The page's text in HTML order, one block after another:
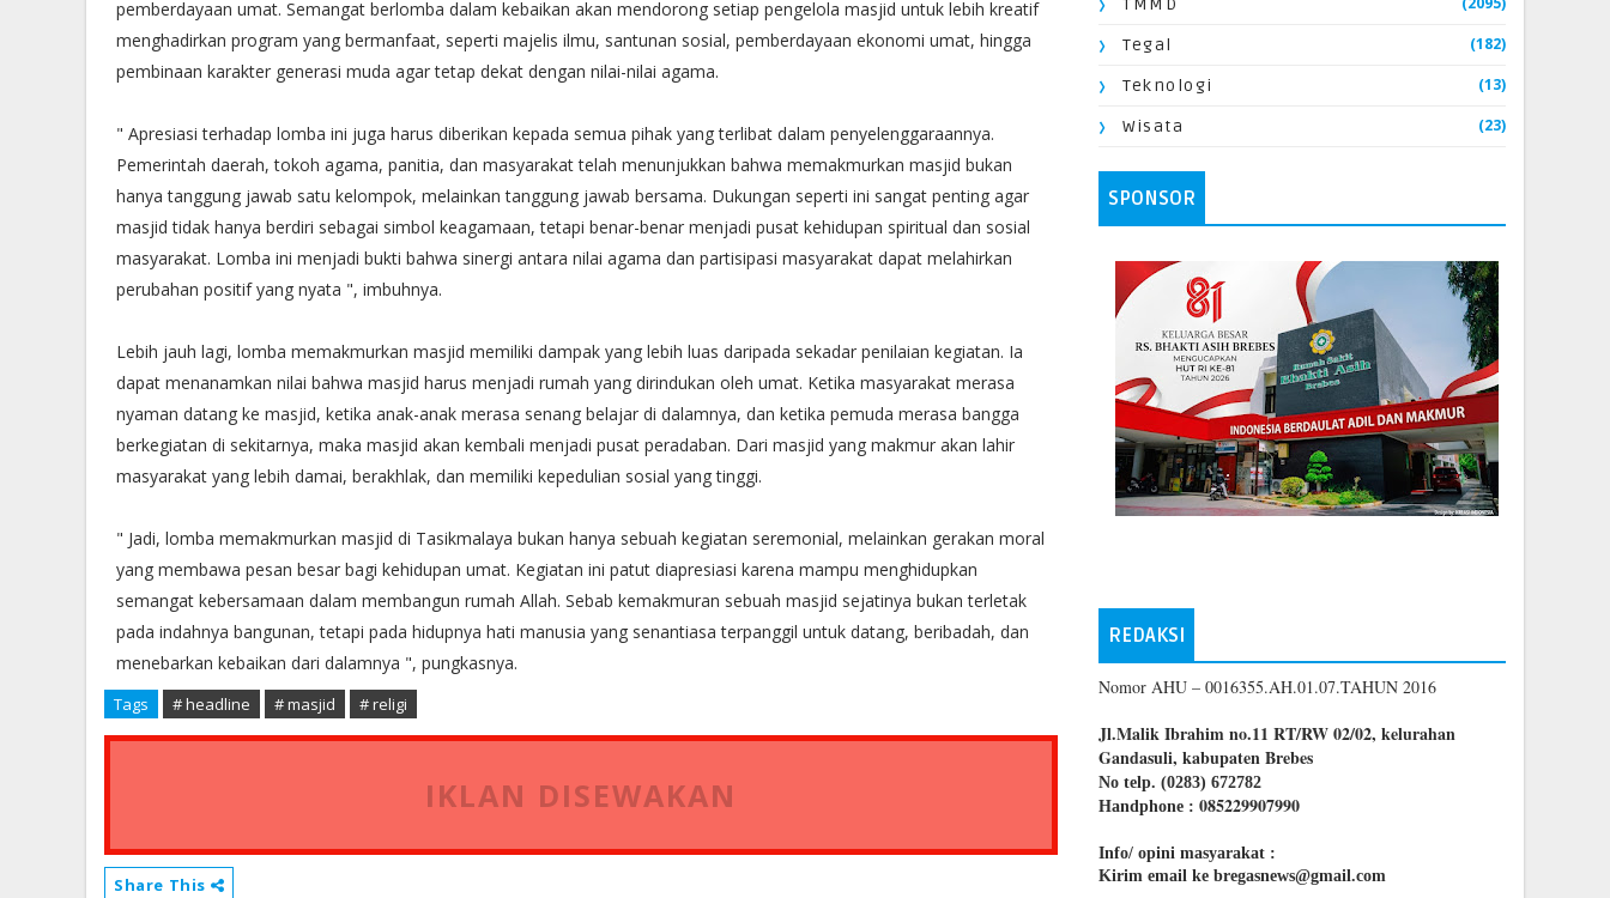
pemberdayaan umat. Semangat berlomba dalam kebaikan akan mendorong setiap pengelola masjid untuk lebih kreatif
menghadirkan program yang bermanfaat, seperti majelis ilmu, santunan sosial, pemberdayaan ekonomi umat, hingga
pembinaan karakter generasi muda agar tetap dekat dengan nilai-nilai agama.
" Apresiasi terhadap lomba ini juga harus diberikan kepada semua pihak yang terlibat dalam penyelenggaraannya.
Pemerintah daerah, tokoh agama, panitia, dan masyarakat telah menunjukkan bahwa memakmurkan masjid bukan
hanya tanggung jawab satu kelompok, melainkan tanggung jawab bersama. Dukungan seperti ini sangat penting agar
masjid tidak hanya berdiri sebagai simbol keagamaan, tetapi benar-benar menjadi pusat kehidupan spiritual dan sosial
masyarakat. Lomba ini menjadi bukti bahwa sinergi antara nilai agama dan partisipasi masyarakat dapat melahirkan
perubahan positif yang nyata ", imbuhnya.
Lebih jauh lagi, lomba memakmurkan masjid memiliki dampak yang lebih luas daripada sekadar penilaian kegiatan. Ia
dapat menanamkan nilai bahwa masjid harus menjadi rumah yang dirindukan oleh umat. Ketika masyarakat merasa
nyaman datang ke masjid, ketika anak-anak merasa senang belajar di dalamnya, dan ketika pemuda merasa bangga
berkegiatan di sekitarnya, maka masjid akan kembali menjadi pusat peradaban. Dari masjid yang makmur akan lahir
masyarakat yang lebih damai, berakhlak, dan memiliki kepedulian sosial yang tinggi.
" Jadi, lomba memakmurkan masjid di Tasikmalaya bukan hanya sebuah kegiatan seremonial, melainkan gerakan moral
yang membawa pesan besar bagi kehidupan umat. Kegiatan ini patut diapresiasi karena mampu menghidupkan
semangat kebersamaan dalam membangun rumah Allah. Sebab kemakmuran sebuah masjid sejatinya bukan terletak
pada indahnya bangunan, tetapi pada hidupnya hati manusia yang senantiasa terpanggil untuk datang, beribadah, dan
menebarkan kebaikan dari dalamnya ", pungkasnya.
Tags # headline # masjid # religi
IKLAN DISEWAKAN
Share This
TMMD
Tegal (182)
Teknologi (13)
Wisata (23)
SPONSOR
REDAKSI
Nomor AHU – 0016355.AH.01.07.TAHUN 2016
Jl.Malik Ibrahim no.11 RT/RW 02/02, kelurahan
Gandasuli, kabupaten Brebes
No telp. (0283) 672782
Handphone : 085229907990
Info/ opini masyarakat :
Kirim email ke bregasnews@gmail.com